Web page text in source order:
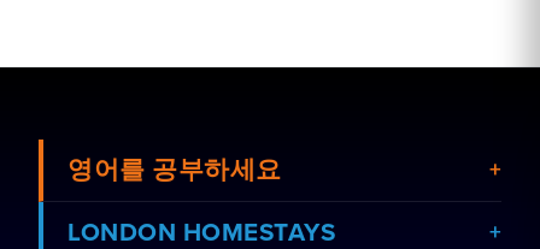
영어를 공부하세요
LONDON HOMESTAYS